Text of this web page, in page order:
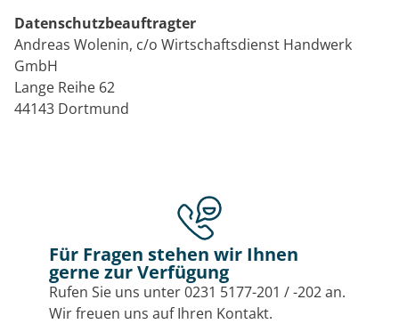
Datenschutzbeauftragter
Andreas Wolenin, c/o Wirtschaftsdienst Handwerk
GmbH
Lange Reihe 62
44143 Dortmund
Für Fragen stehen wir Ihnen
gerne zur Verfügung
Rufen Sie uns unter 0231 5177-201 / -202 an.
Wir freuen uns auf Ihren Kontakt.